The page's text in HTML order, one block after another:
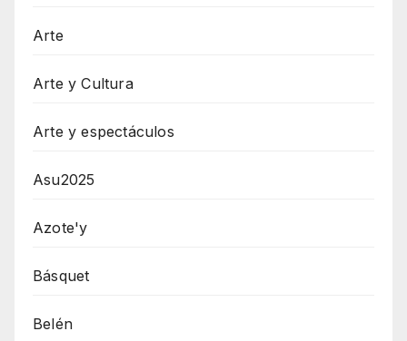
Arte
Arte y Cultura
Arte y espectáculos
Asu2025
Azote'y
Básquet
Belén